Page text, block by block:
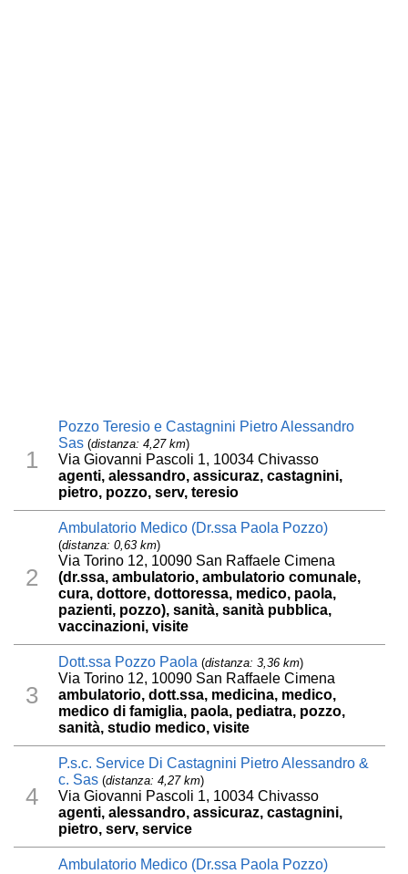
1
Pozzo Teresio e Castagnini Pietro Alessandro
Sas (distanza: 4,27 km)
Via Giovanni Pascoli 1, 10034 Chivasso
agenti, alessandro, assicuraz, castagnini,
pietro, pozzo, serv, teresio
2
Ambulatorio Medico (Dr.ssa Paola Pozzo)
(distanza: 0,63 km)
Via Torino 12, 10090 San Raffaele Cimena
(dr.ssa, ambulatorio, ambulatorio comunale,
cura, dottore, dottoressa, medico, paola,
pazienti, pozzo), sanità, sanità pubblica,
vaccinazioni, visite
3
Dott.ssa Pozzo Paola (distanza: 3,36 km)
Via Torino 12, 10090 San Raffaele Cimena
ambulatorio, dott.ssa, medicina, medico,
medico di famiglia, paola, pediatra, pozzo,
sanità, studio medico, visite
4
P.s.c. Service Di Castagnini Pietro Alessandro &
c. Sas (distanza: 4,27 km)
Via Giovanni Pascoli 1, 10034 Chivasso
agenti, alessandro, assicuraz, castagnini,
pietro, serv, service
Ambulatorio Medico (Dr.ssa Paola Pozzo)